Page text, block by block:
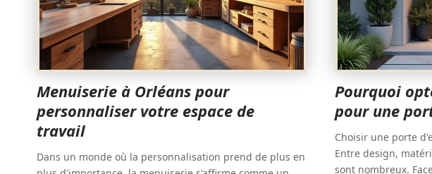
Menuiserie à Orléans pour
personnaliser votre espace de
travail
Dans un monde où la personnalisation prend de plus en
Pourquoi
pour une
Choisir une porte
Entre design,
sont nombreux.